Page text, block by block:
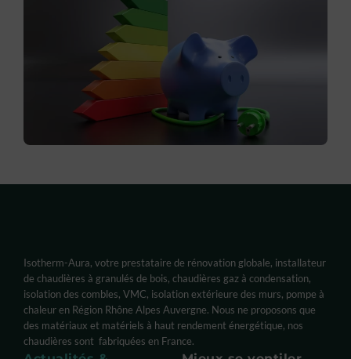
Isotherm-Aura, votre prestataire de rénovation globale, installateur
de chaudières à granulés de bois, chaudières gaz à condensation,
isolation des combles, VMC, isolation extérieure des murs, pompe à
chaleur en Région Rhône Alpes Auvergne. Nous ne proposons que
des matériaux et matériels à haut rendement énergétique, nos
chaudières sont fabriquées en France.